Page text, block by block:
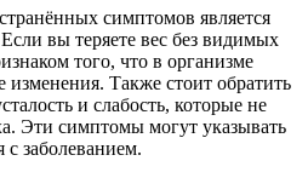
симптомов является
вы теряете вес без видимых
того, что в организме
изменения. Также стоит обратить
и слабость, которые не
Эти симптомы могут указывать
с заболеванием.